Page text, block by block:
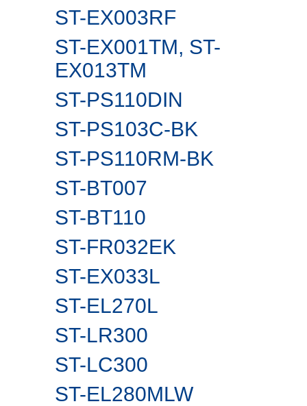
ST-EX003RF
ST-EX001TM, ST-
EX013TM
ST-PS110DIN
ST-PS103C-BK
ST-PS110RM-BK
ST-BT007
ST-BT110
ST-FR032EK
ST-EX033L
ST-EL270L
ST-LR300
ST-LC300
ST-EL280MLW